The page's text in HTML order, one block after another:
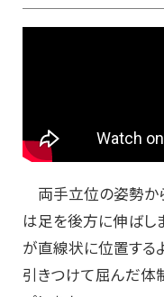
両手立位の姿勢か
は足を後方に伸ばし
が直線状に位置する
引きつけて屈んだ体